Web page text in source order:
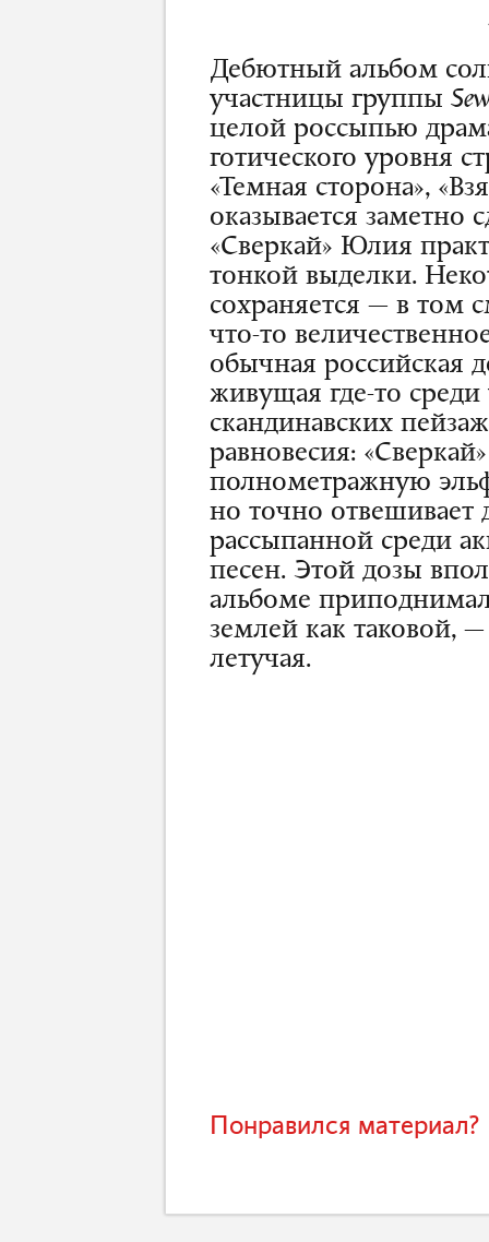
Дебютный альбом
участницы группы
целой россыпью
готического уровня
«Темная сторона»,
оказывается заметно
«Сверкай» Юлия
тонкой выделки.
сохраняется — в том
что-то
обычная российская
живущая где-то
скандинавских
равновесия:
полнометражную
но точно
рассыпанной среди
песен. Этой дозы
альбоме
землей как таковой,
летучая.
Понравился